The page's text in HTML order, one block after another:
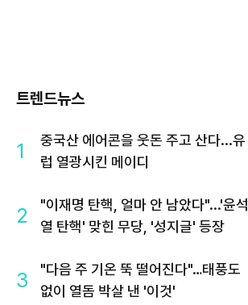
트렌드뉴스
1
중국산 에어콘을 웃돈 주고 산다...유
럽 열광시킨 메이디
2
"이재명 탄핵, 얼마 안 남았다"...'윤석
열 탄핵' 맞힌 무당, '성지글' 등장
3
"다음 주 기온 뚝 떨어진다"…태풍도
없이 열돔 박살 낸 '이것'